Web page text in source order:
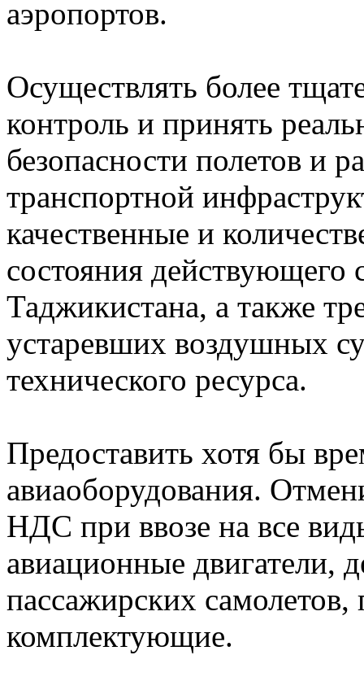
аэропортов.
Осуществлять более
контроль и принять
безопасности полетов и
транспортной
качественные и
состояния действующего
Таджикистана, а также
устаревших воздушных
технического ресурса.
Предоставить хотя бы
авиаоборудования.
НДС при ввозе на все
авиационные двигатели,
пассажирских
комплектующие.